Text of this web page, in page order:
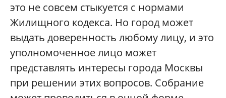
это не совсем стыкуется с нормами
Жилищного кодекса. Но город может
выдать доверенность любому лицу, и это
уполномоченное лицо может
представлять интересы города Москвы
при решении этих вопросов. Собрание